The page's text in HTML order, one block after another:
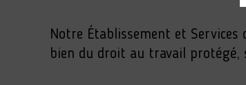
Notre Établissement et
bien du droit au travail protégé,